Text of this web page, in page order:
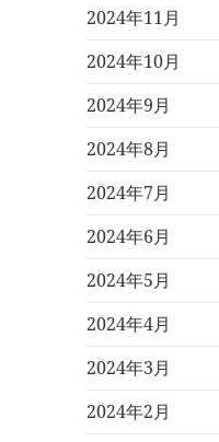
2024年11月
2024年10月
2024年9月
2024年8月
2024年7月
2024年6月
2024年5月
2024年4月
2024年3月
2024年2月